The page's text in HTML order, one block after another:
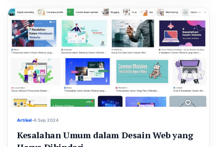
Artikel•6 Sep 2024
Kesalahan Umum dalam Desain Web yang